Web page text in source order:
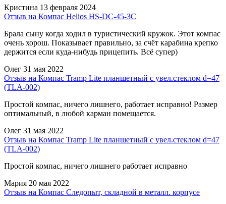
Кристина 13 февраля 2024
Отзыв на Компас Helios HS-DC-45-3C
Брала сыну когда ходил в туристический кружок. Этот компас
очень хорош. Показывает правильно, за счёт карабина крепко
держится если куда-нибудь прицепить. Всё супер)
Олег 31 мая 2022
Отзыв на Компас Tramp Lite планшетный с увел.стеклом d=47
(TLA-002)
Простой компас, ничего лишнего, работает исправно! Размер
оптимальный, в любой карман помещается.
Олег 31 мая 2022
Отзыв на Компас Tramp Lite планшетный с увел.стеклом d=47
(TLA-002)
Простой компас, ничего лишнего работает исправно
Мария 20 мая 2022
Отзыв на Компас Следопыт, складной в металл. корпусе